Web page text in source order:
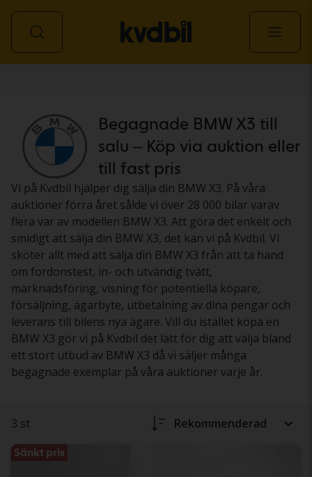
Begagnade BMW X3 till
salu – Köp via auktion eller
till fast pris
Vi på Kvdbil hjälper dig sälja din BMW X3. På våra
auktioner förra året sålde vi över 28 000 bilar varav
flera var av modellen BMW X3. Att göra det enkelt och
smidigt att sälja din BMW X3, det kan vi på Kvdbil. Vi
sköter allt med att sälja din BMW X3 från att ta hand
om fordonstest, in- och utvändig tvätt,
marknadsföring, visning för potentiella köpare,
försäljning, ägarbyte, utbetalning av dina pengar och
leverans till bilens nya ägare. Vill du istället köpa en
BMW X3 gör vi på Kvdbil det lätt för dig att välja bland
ett stort utbud av BMW X3 då vi säljer många
begagnade exemplar på våra auktioner varje år.
3 st Rekommenderad
Sänkt pris